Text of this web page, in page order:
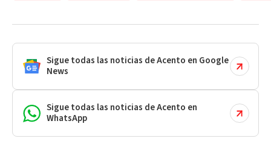
Sigue todas las noticias de Acento en Google
News
Sigue todas las noticias de Acento en
WhatsApp